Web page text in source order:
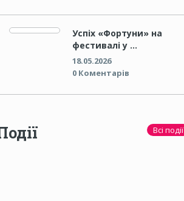
Успіх «Фортуни» на
фестивалі у …
18.05.2026
0 Коментарів
Всі події